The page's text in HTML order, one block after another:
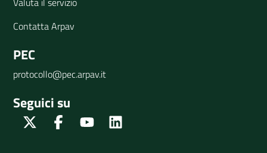
Contatta Arpav
PEC
protocollo@pec.arpav.it
Seguici su
Twitter FacebookYoutube